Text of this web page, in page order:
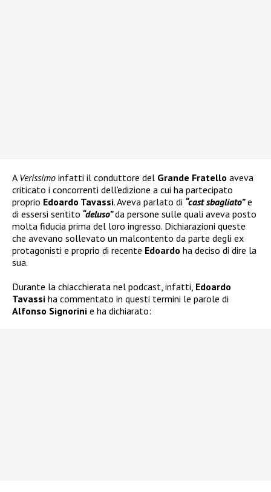
A Verissimo infatti il conduttore del Grande Fratello aveva
criticato i concorrenti dell’edizione a cui ha partecipato
proprio Edoardo Tavassi. Aveva parlato di “cast sbagliato”e
di essersi sentito “deluso”da persone sulle quali aveva posto
molta fiducia prima del loro ingresso. Dichiarazioni queste
che avevano sollevato un malcontento da parte degli ex
protagonisti e proprio di recente Edoardo ha deciso di dire la
sua.
Durante la chiacchierata nel podcast, infatti, Edoardo
Tavassi ha commentato in questi termini le parole di
Alfonso Signorini e ha dichiarato: